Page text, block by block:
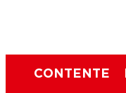
CONTENTE